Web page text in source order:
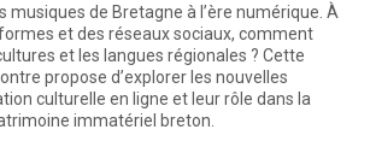
musiques de Bretagne à l’ère numérique. À
et des réseaux sociaux, comment
et les langues régionales ? Cette
propose d’explorer les nouvelles
culturelle en ligne et leur rôle dans la
immatériel breton.